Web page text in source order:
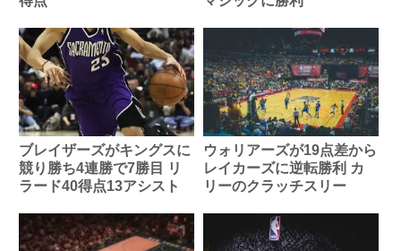
ブレイザーズがキングスに
競り勝ち4連勝で7勝目 リ
ラード40得点13アシスト
ウォリアーズが19点差から
レイカーズに逆転勝利 カ
リーのクラッチスリー